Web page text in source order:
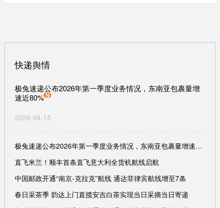
快递舆情
极兔速递公布2026年第一季度业务情况，东南亚包裹量增
速近80%
2026-04-15
极兔速递公布2026年第一季度业务情况，东南亚包裹量增速近80%
直飞米兰！顺丰首条直飞意大利全货机航线启航
中国邮政开通“南京-克拉克”航线 通达菲律宾航线增至7条
春日采茶季 韵达上门直揽安吉白茶实现当日采摘当日寄递